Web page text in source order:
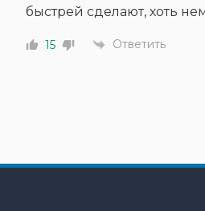
быстрей сделают, хоть
15 Ответить